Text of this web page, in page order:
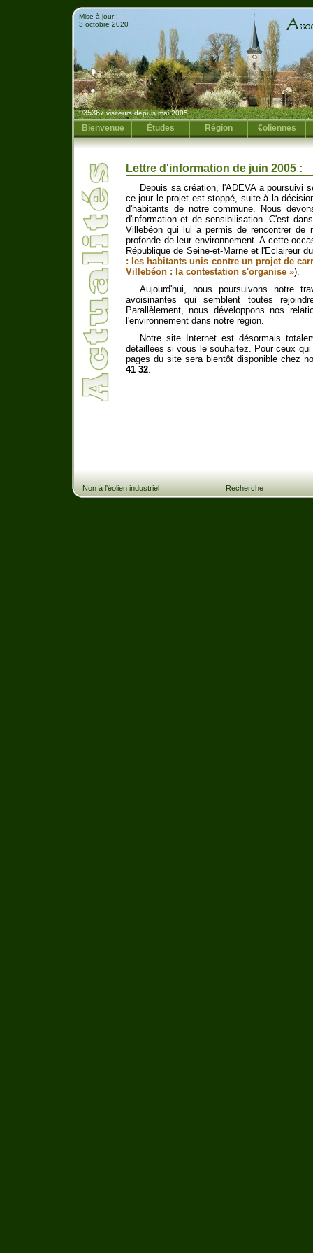
Mise à jour :
3 octobre 2020
935367visiteurs depuis mai 2005
Bienvenue Études Région €oliennes
Lettre d'information de juin 2005 :
Depuis sa création, l'ADEVA a poursuivi
ce jour le projet est stoppé, suite à la
d'habitants de notre commune. Nous
d'information et de sensibilisation. C'est
Villebéon qui lui a permis de rencontrer de
profonde de leur environnement. A cette
République de Seine-et-Marne et l'Eclaireur
: les habitants unis contre un projet de
Villebéon : la contestation s'organise »).
Aujourd'hui, nous poursuivons notre
avoisinantes qui semblent toutes
Parallèlement, nous développons nos
l'environnement dans notre région.
Notre site Internet est désormais
détaillées si vous le souhaitez. Pour ceux
pages du site sera bientôt disponible chez
41 32.
Non à l'éolien industriel Recherche